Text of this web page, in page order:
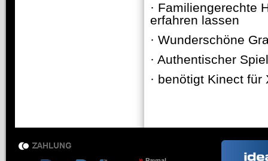
· Familiengerechte
erfahren lassen
· Wunderschöne
· Authentischer
· benötigt Kinect für